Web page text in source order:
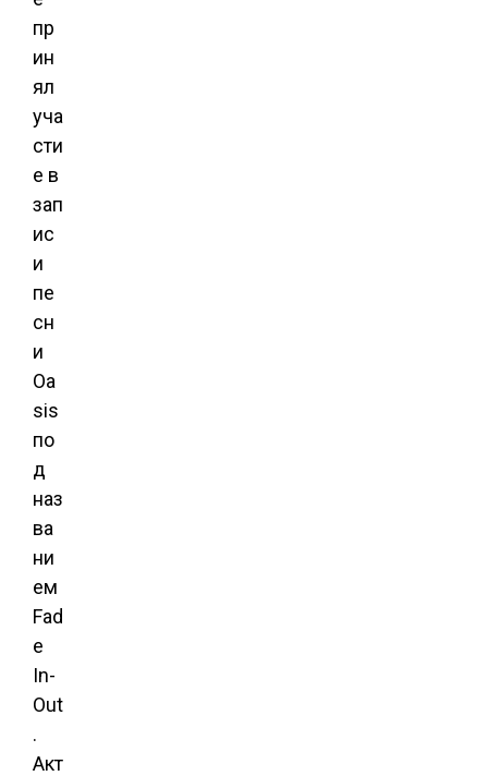
пр
ин
ял
уча
сти
е в
зап
ис
и
пе
сн
и
Oa
sis
по
д
наз
ва
ни
ем
Fad
e
In-
Out
.
Акт